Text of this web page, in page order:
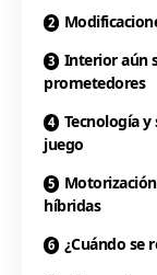
Interior aún
prometedores
Tecnología
juego
híbridas
¿Cuándo se